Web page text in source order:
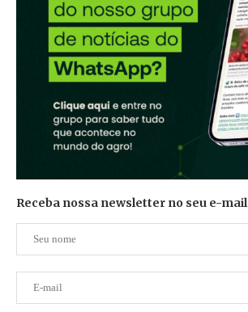
Receba nossa newsletter no seu e-mail